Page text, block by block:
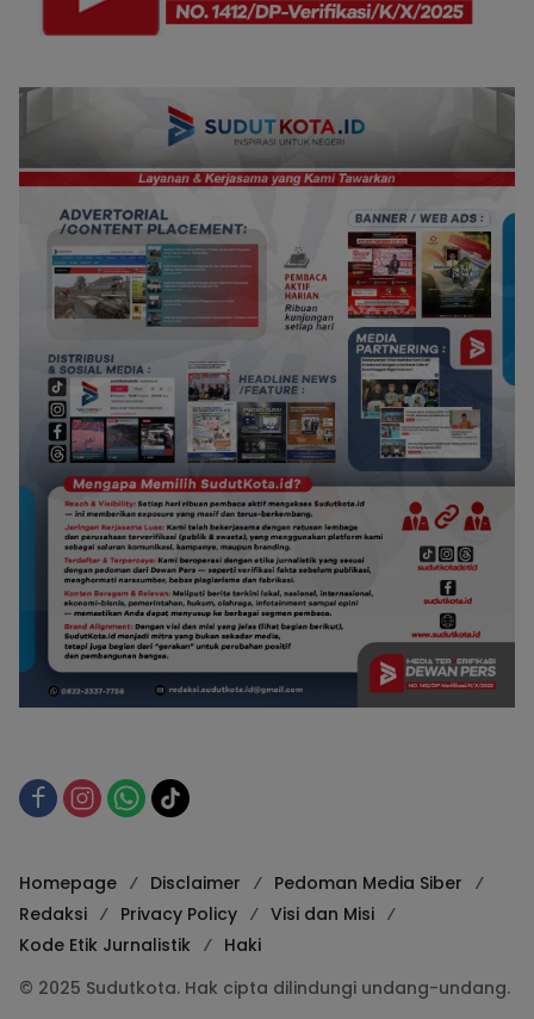
Homepage Disclaimer
Pedoman Media Siber
Redaksi
Privacy Policy
Visi dan Misi
Kode Etik Jurnalistik
Haki
© 2025 Sudutkota. Hak cipta dilindungi undang-undang.